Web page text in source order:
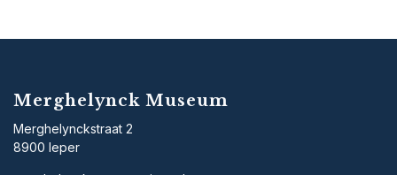
Merghelynck Museum
Merghelynckstraat 2
8900 Ieper